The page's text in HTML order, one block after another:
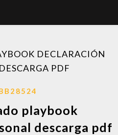
DECLARACIÓN
PDF
playbook
descarga pdf